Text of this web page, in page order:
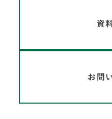
資
お問